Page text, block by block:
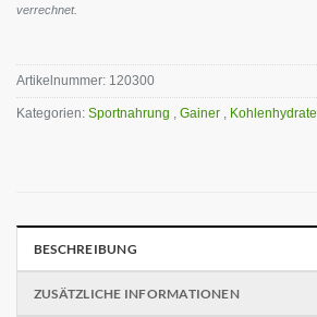
verrechnet.
Artikelnummer: 120300
Kategorien: Sportnahrung , Gainer , Kohlenhydrate
BESCHREIBUNG
ZUSÄTZLICHE INFORMATIONEN